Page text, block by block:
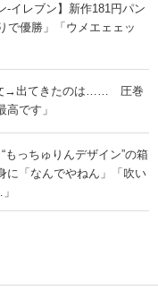
‐イレブン】新作181円パン
で優勝」「ウメエェェッ
文→出てきたのは…… 圧巻
です」
もっちゅりんデザイン”の箱
「なんでやねん」「吹い